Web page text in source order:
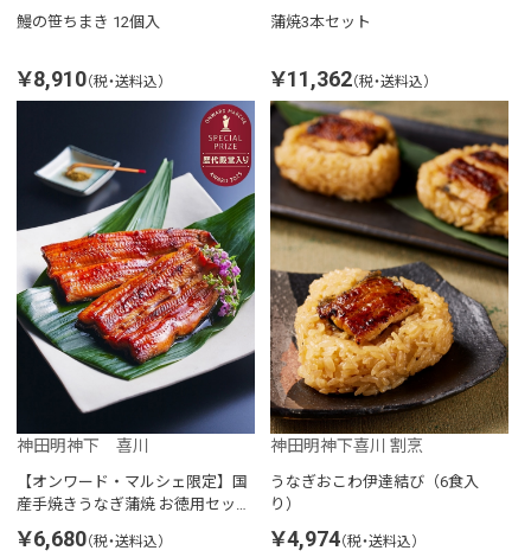
鰻の笹ちまき 12個入
￥8,910（税・送料込）
蒲焼3本セット
￥11,362（税・送料込）
神田明神下 喜川
【オンワード・マルシェ限定】国
産手焼きうなぎ蒲焼 お徳用セット
2パック
￥6,680（税・送料込）
神田明神下喜川 割烹
うなぎおこわ伊達結び（6食入
り）
￥4,974（税・送料込）